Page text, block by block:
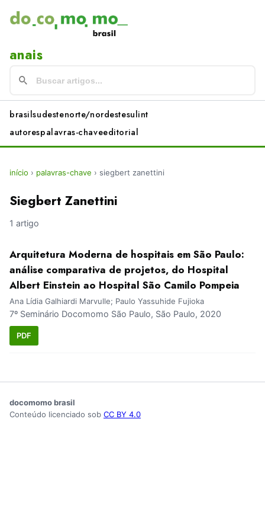
anais
brasilsudestenorte/nordestesulint
autorespalavras-chaveeditorial
início › palavras-chave › siegbert zanettini
Siegbert Zanettini
1 artigo
Arquitetura Moderna de hospitais em São Paulo:
análise comparativa de projetos, do Hospital
Albert Einstein ao Hospital São Camilo Pompeia
Ana Lídia Galhiardi Marvulle; Paulo Yassuhide Fujioka
7º Seminário Docomomo São Paulo, São Paulo, 2020
PDF
docomomo brasil
Conteúdo licenciado sob CC BY 4.0